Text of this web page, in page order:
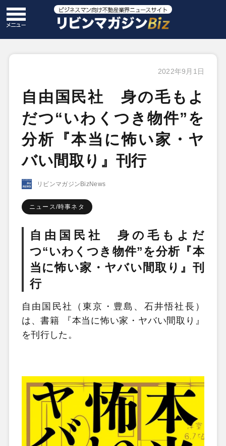
2022年9月1日
自由国民社 身の毛もよ
だつ“いわくつき物件”を
分析『本当に怖い家・ヤ
バい間取り』刊行
リビンマガジンBizNews
ニュース/時事ネタ
自由国民社 身の毛もよだ
つ“いわくつき物件”を分析『本
当に怖い家・ヤバい間取り』刊
行
自由国民社（東京・豊島、石井悟社長）
は、書籍 『本当に怖い家・ヤバい間取り』
を刊行した。